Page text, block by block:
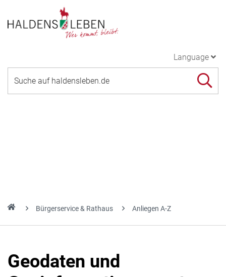
Language
Bürgerservice & Rathaus Anliegen A-Z
Geodaten und